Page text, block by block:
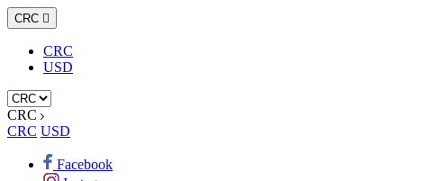
CRC 
CRC
USD
CRC
CRC USD
Facebook